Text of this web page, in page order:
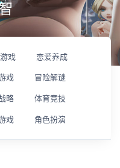
戏 恋爱养成
戏 冒险解谜
略 体育竞技
戏 角色扮演